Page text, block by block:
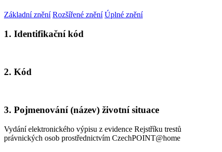
Základní znění Rozšířené znění Úplné znění
1. Identifikační kód
2. Kód
3. Pojmenování (název) životní situace
Vydání elektronického výpisu z evidence Rejstříku trestů
právnických osob prostřednictvím CzechPOINT@home